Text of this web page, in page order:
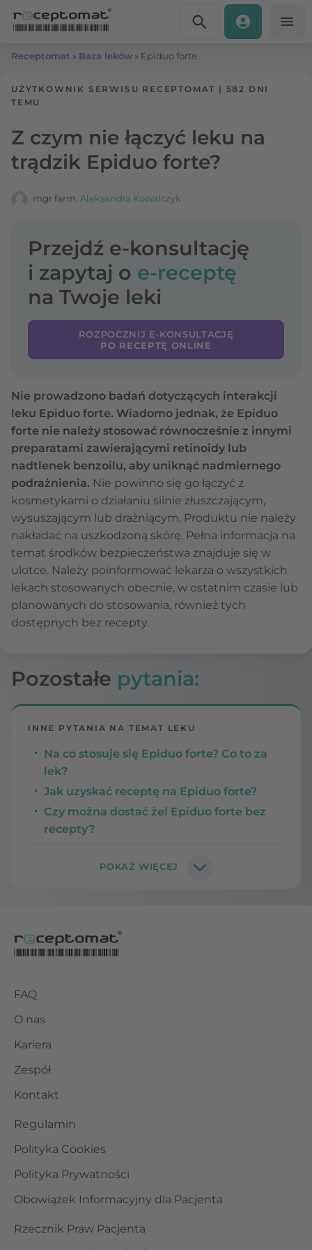
Receptomat » Baza leków » Epiduo forte
UŻYTKOWNIK SERWISU RECEPTOMAT | 582 DNI
TEMU
Z czym nie łączyć leku na
trądzik Epiduo forte?
mgr farm. Aleksandra Kowalczyk
Przejdź e-konsultację
i zapytaj o e-receptę
na Twoje leki
ROZPOCZNIJ E-KONSULTACJĘ
PO RECEPTĘ ONLINE
Nie prowadzono badań dotyczących interakcji
leku Epiduo forte. Wiadomo jednak, że Epiduo
forte nie należy stosować równocześnie z innymi
preparatami zawierającymi retinoidy lub
nadtlenek benzoilu, aby uniknąć nadmiernego
podrażnienia. Nie powinno się go łączyć z
kosmetykami o działaniu silnie złuszczającym,
wysuszającym lub drażniącym. Produktu nie należy
nakładać na uszkodzoną skórę. Pełna informacja na
temat środków bezpieczeństwa znajduje się w
ulotce. Należy poinformować lekarza o wszystkich
lekach stosowanych obecnie, w ostatnim czasie lub
planowanych do stosowania, również tych
dostępnych bez recepty.
Pozostałe pytania:
INNE PYTANIA NA TEMAT LEKU
Na co stosuje się Epiduo forte? Co to za
lek?
Jak uzyskać receptę na Epiduo forte?
Czy można dostać żel Epiduo forte bez
recepty?
FAQ
O nas
Kariera
Zespół
Kontakt
Regulamin
Polityka Cookies
Polityka Prywatności
Obowiązek Informacyjny dla Pacjenta
Rzecznik Praw Pacjenta